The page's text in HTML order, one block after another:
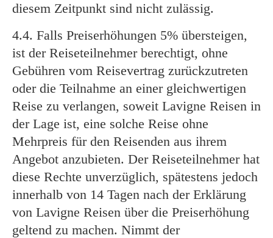
diesem Zeitpunkt sind nicht zulässig.
4.4. Falls Preiserhöhungen 5% übersteigen,
ist der Reiseteilnehmer berechtigt, ohne
Gebühren vom Reisevertrag zurückzutreten
oder die Teilnahme an einer gleichwertigen
Reise zu verlangen, soweit Lavigne Reisen in
der Lage ist, eine solche Reise ohne
Mehrpreis für den Reisenden aus ihrem
Angebot anzubieten. Der Reiseteilnehmer hat
diese Rechte unverzüglich, spätestens jedoch
innerhalb von 14 Tagen nach der Erklärung
von Lavigne Reisen über die Preiserhöhung
geltend zu machen. Nimmt der